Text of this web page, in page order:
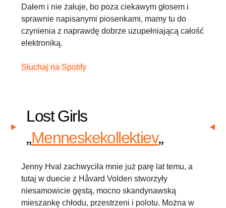
Dałem i nie żałuje, bo poza ciekawym głosem i
sprawnie napisanymi piosenkami, mamy tu do
czynienia z naprawdę dobrze uzupełniającą całość
elektroniką.
Słuchaj na Spotify
Lost Girls
„Menneskekollektiev„
Jenny Hval zachwyciła mnie już parę lat temu, a
tutaj w duecie z Håvard Volden stworzyły
niesamowicie gęstą, mocno skandynawską
mieszankę chłodu, przestrzeni i polotu. Można w